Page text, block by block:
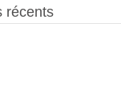
récents